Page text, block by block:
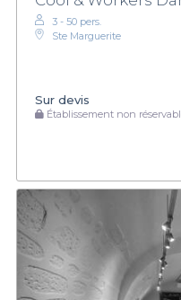
3 - 50 pers.
Ste Marguerite
Sur devis
Établissement non